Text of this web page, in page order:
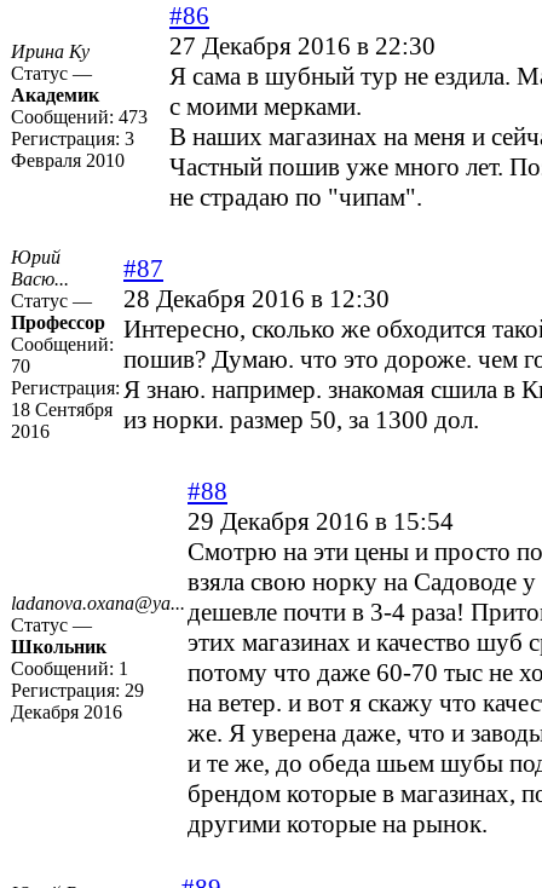
Ирина Ку
Статус —
Академик
Сообщений: 473
Регистрация: 3
Февраля 2010
#86
27 Декабря 2016 в 22:30
Я сама в шубный тур не ездила.
с моими мерками.
В наших магазинах на меня и
Частный пошив уже много лет.
не страдаю по "чипам".
Юрий
Васю...
Статус —
Профессор
Сообщений:
70
Регистрация:
18 Сентября
2016
#87
28 Декабря 2016 в 12:30
Интересно, сколько же обходится
пошив? Думаю. что это дороже. чем
Я знаю. например. знакомая сшила в
из норки. размер 50, за 1300 дол.
ladanova.oxana@ya...
Статус —
Школьник
Сообщений: 1
Регистрация: 29
Декабря 2016
#88
29 Декабря 2016 в 15:54
Смотрю на эти цены и просто
взяла свою норку на Садоводе
дешевле почти в 3-4 раза!
этих магазинах и качество шуб
потому что даже 60-70 тыс не
на ветер. и вот я скажу что
же. Я уверена даже, что и
и те же, до обеда шьем шубы
брендом которые в магазинах,
другими которые на рынок.